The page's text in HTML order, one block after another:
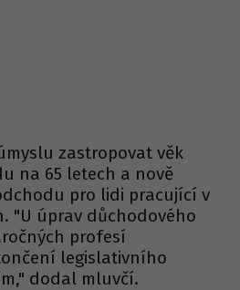
zastropovat věk
na 65 letech a nově
pro lidi pracující v
"U úprav důchodového
profesí
legislativního
dodal mluvčí.